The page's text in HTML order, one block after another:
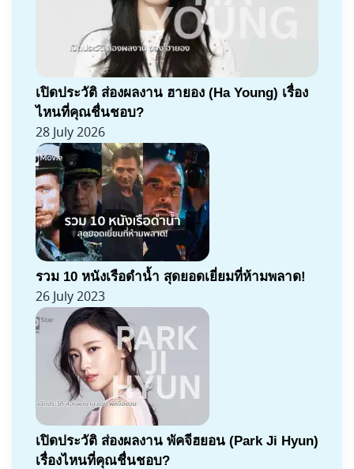
เปิดประวัติ ส่องผลงาน ฮายอง (Ha Young) เรื่อง
ไหนที่คุณชื่นชอบ?
28 July 2026
รวม 10 หนังเรือดำน้ำ สุดยอดเยี่ยมที่ห้ามพลาด!
26 July 2023
เปิดประวัติ ส่องผลงาน พัคจีฮยอน (Park Ji Hyun)
เรื่องไหนที่คุณชื่นชอบ?